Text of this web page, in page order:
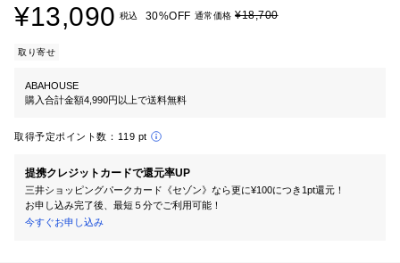
¥13,090 税込 30%OFF 通常価格 ¥18,700
取り寄せ
ABAHOUSE
購入合計金額4,990円以上で送料無料
取得予定ポイント数： 119 pt
提携クレジットカードで還元率UP
三井ショッピングパークカード《セゾン》なら更に¥100につき1pt還元！
お申し込み完了後、最短５分でご利用可能！
今すぐお申し込み